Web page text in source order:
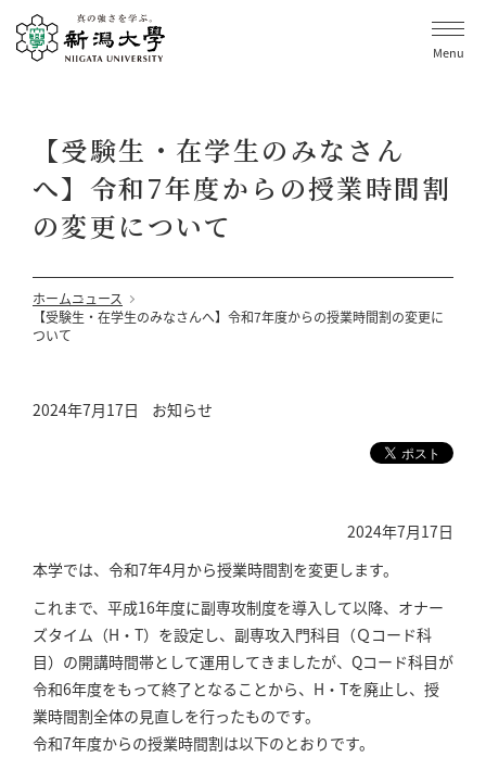
Menu
【受験生・在学生のみなさん
へ】令和7年度からの授業時間割
の変更について
ホームニュース
【受験生・在学生のみなさんへ】令和7年度からの授業時間割の変更に
ついて
2024年7月17日 お知らせ
2024年7月17日
本学では、令和7年4月から授業時間割を変更します。
これまで、平成16年度に副専攻制度を導入して以降、オナー
ズタイム（H・T）を設定し、副専攻入門科目（Ｑコード科
目）の開講時間帯として運用してきましたが、Qコード科目が
令和6年度をもって終了となることから、H・Tを廃止し、授
業時間割全体の見直しを行ったものです。
令和7年度からの授業時間割は以下のとおりです。